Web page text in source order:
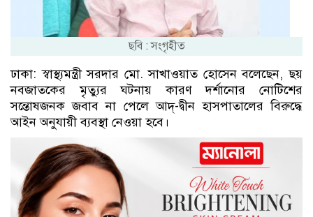
ছবি : সংগৃহীত
ঢাকা: স্বাস্থ্যমন্ত্রী সরদার মো. সাখাওয়াত হোসেন বলেছেন, ছয়
নবজাতকের মৃত্যুর ঘটনায় কারণ দর্শানোর নোটিশের
সন্তোষজনক জবাব না পেলে আদ্-দ্বীন হাসপাতালের বিরুদ্ধে
আইন অনুযায়ী ব্যবস্থা নেওয়া হবে।